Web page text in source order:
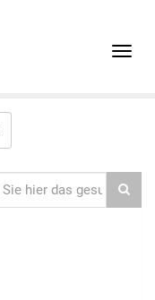
Toggle